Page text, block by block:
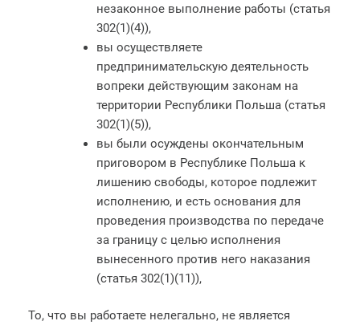
незаконное выполнение работы (статья
302(1)(4)),
вы осуществляете
предпринимательскую деятельность
вопреки действующим законам на
территории Республики Польша (статья
302(1)(5)),
вы были осуждены окончательным
приговором в Республике Польша к
лишению свободы, которое подлежит
исполнению, и есть основания для
проведения производства по передаче
за границу с целью исполнения
вынесенного против него наказания
(статья 302(1)(11)),
То, что вы работаете нелегально, не является